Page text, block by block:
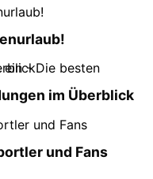
im Überblick
und Fans